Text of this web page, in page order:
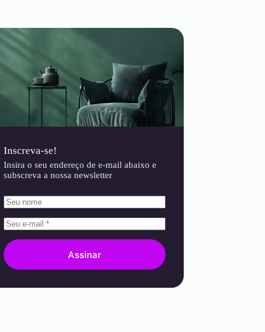
Inscreva-se!
Insira o seu endereço de e-mail abaixo e
subscreva a nossa newsletter
Assinar